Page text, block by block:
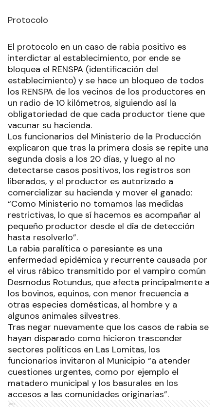
Protocolo
El protocolo en un caso de rabia positivo es
interdictar al establecimiento, por ende se
bloquea el RENSPA (identificación del
establecimiento) y se hace un bloqueo de todos
los RENSPA de los vecinos de los productores en
un radio de 10 kilómetros, siguiendo así la
obligatoriedad de que cada productor tiene que
vacunar su hacienda.
Los funcionarios del Ministerio de la Producción
explicaron que tras la primera dosis se repite una
segunda dosis a los 20 días, y luego al no
detectarse casos positivos, los registros son
liberados, y el productor es autorizado a
comercializar su hacienda y mover el ganado:
“Como Ministerio no tomamos las medidas
restrictivas, lo que sí hacemos es acompañar al
pequeño productor desde el día de detección
hasta resolverlo”.
La rabia paralítica o paresiante es una
enfermedad epidémica y recurrente causada por
el virus rábico transmitido por el vampiro común
Desmodus Rotundus, que afecta principalmente a
los bovinos, equinos, con menor frecuencia a
otras especies domésticas, al hombre y a
algunos animales silvestres.
Tras negar nuevamente que los casos de rabia se
hayan disparado como hicieron trascender
sectores políticos en Las Lomitas, los
funcionarios invitaron al Municipio “a atender
cuestiones urgentes, como por ejemplo el
matadero municipal y los basurales en los
accesos a las comunidades originarias”.
Ads